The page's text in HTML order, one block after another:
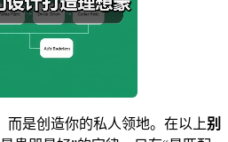
而是创造你的私人领地。在以上别